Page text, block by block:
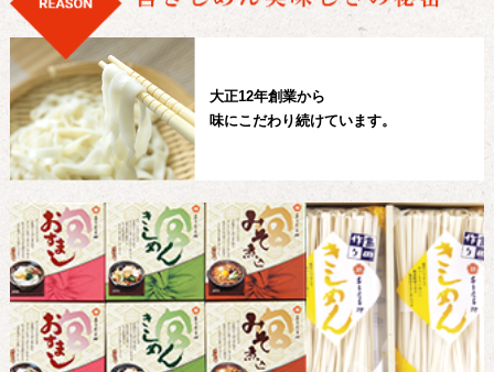
大正12年創業から
味にこだわり続けています。